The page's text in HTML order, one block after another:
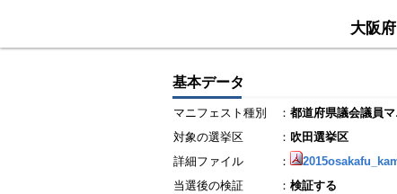
大阪府
基本データ
マニフェスト種別 ： 都道府県議会議員
対象の選挙区
： 吹田選挙区
詳細ファイル
：
当選後の検証
： 検証する